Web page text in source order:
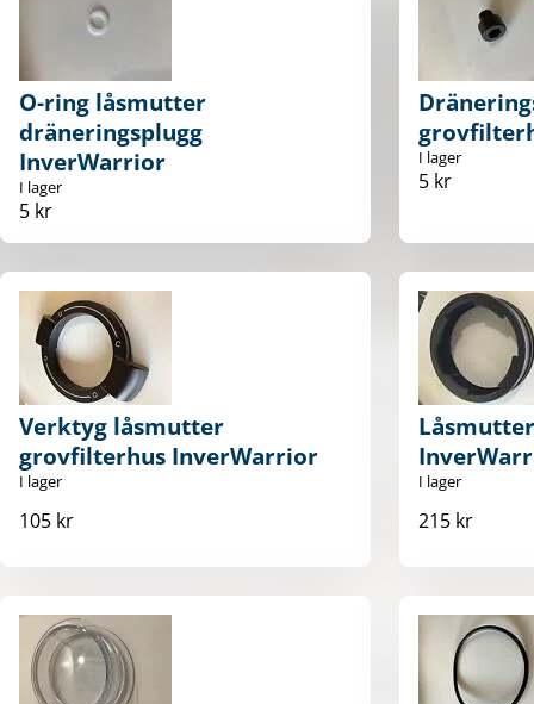
O-ring låsmutter
dräneringsplugg
InverWarrior
I lager
5 kr
I lager
5 kr
Verktyg låsmutter
grovfilterhus InverWarrior
I lager
105 kr
I lager
215 kr